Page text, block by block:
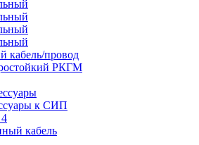
кабель/провод
РКГМ
к СИП
кабель